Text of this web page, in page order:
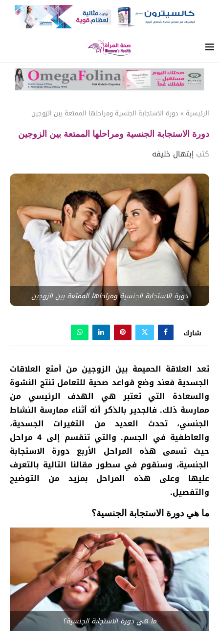
الرئيسية » دورة الاستجابة الجنسية ومراحلها الممتعة بين الزوجين
دورة الاستجابة الجنسية ومراحلها الممتعة بين الزوجين
كتب إبتهال خليفه
دورة الاستجابة الجنسية ومراحلها الممتعة بين الزوجين
شارك
تعد العلاقة الحميمة بين الزوجين من أمتع العلاقات
الجسدية فعند وضع قواعد صحية للتعامل تنتج النشوة
والسعادة التي تعتبر هي الهدف الرئيسي من
ممارسة ذلك. فالجدير بالذكر أنه أثناء ممارسة النشاط
الجنسي، تحدث العديد من التغيرات الجسدية،
والعاطفية في الجسم. والتي تنقسم إلى 4 مراحل
حيث تسمى هذه المراحل الأربع دورة الاستجابة
الجنسية، وسنقوم في سطور مقالنا التالية بالتعرف
عليها وعلى هذه المراحل بمزيد من التوضيح
والتفصيل.
ما هي دورة الاستجابة الجنسية؟
ما هي دورة الاستجابة الجنسية؟